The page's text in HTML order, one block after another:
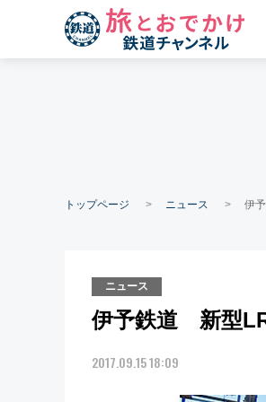
トップページ ニュース 伊
ニュース
伊予鉄道 新型
2017.09.15 18:09